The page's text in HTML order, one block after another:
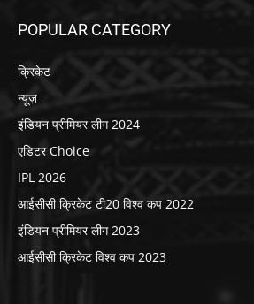
POPULAR CATEGORY
क्रिकेट
न्यूज़
इंडियन प्रीमियर लीग 2024
एडिटर Choice
IPL 2026
आईसीसी क्रिकेट टी20 विश्व कप 2022
इंडियन प्रीमियर लीग 2023
आईसीसी क्रिकेट विश्व कप 2023